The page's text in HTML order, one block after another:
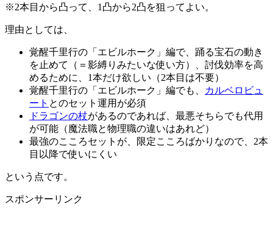
※2本目から凸って、1凸から2凸を狙ってよい。
理由としては、
覚醒千里行の「エビルホーク」編で、踊る宝石の動き
を止めて（＝影縛りみたいな使い方）、討伐効率を高
めるために、1本だけ欲しい（2本目は不要）
覚醒千里行の「エビルホーク」編でも、
カルベロビュ
ート とのセット運用が必須
ドラゴンの杖があるのであれば、最悪そちらでも代用
が可能（魔法職と物理職の違いはあれど）
最強のこころセットが、限定こころばかりなので、2本
目以降で使いにくい
という点です。
スポンサーリンク